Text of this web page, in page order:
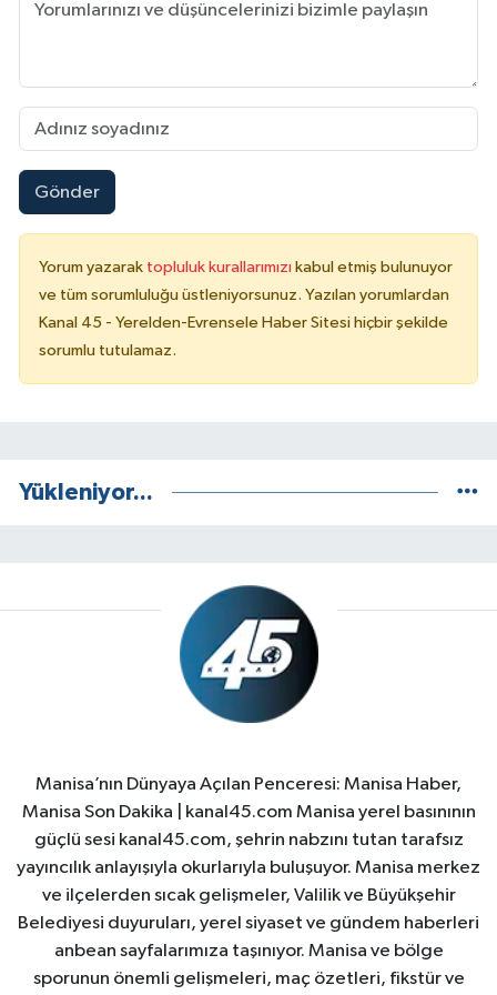
Gönder
Yorum yazarak topluluk kurallarımızı kabul etmiş bulunuyor
ve tüm sorumluluğu üstleniyorsunuz. Yazılan yorumlardan
Kanal 45 - Yerelden-Evrensele Haber Sitesi hiçbir şekilde
sorumlu tutulamaz.
Yükleniyor...
Manisa’nın Dünyaya Açılan Penceresi: Manisa Haber,
Manisa Son Dakika | kanal45.com Manisa yerel basınının
güçlü sesi kanal45.com, şehrin nabzını tutan tarafsız
yayıncılık anlayışıyla okurlarıyla buluşuyor. Manisa merkez
ve ilçelerden sıcak gelişmeler, Valilik ve Büyükşehir
Belediyesi duyuruları, yerel siyaset ve gündem haberleri
anbean sayfalarımıza taşınıyor. Manisa ve bölge
sporunun önemli gelişmeleri, maç özetleri, fikstür ve